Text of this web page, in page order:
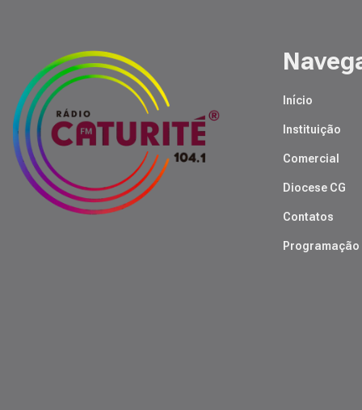
Início
Instituição
Comercial
Diocese CG
Contatos
Programação